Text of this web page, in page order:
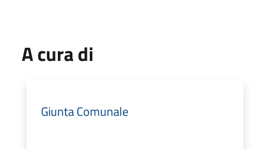
A cura di
Giunta Comunale